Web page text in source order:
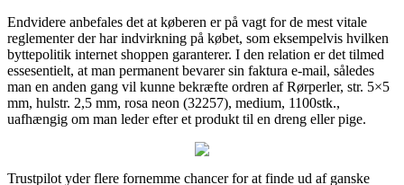
Endvidere anbefales det at køberen er på vagt for de mest vitale
reglementer der har indvirkning på købet, som eksempelvis hvilken
byttepolitik internet shoppen garanterer. I den relation er det tilmed
essesentielt, at man permanent bevarer sin faktura e-mail, således
man en anden gang vil kunne bekræfte ordren af Rørperler, str. 5×5
mm, hulstr. 2,5 mm, rosa neon (32257), medium, 1100stk.,
uafhængig om man leder efter et produkt til en dreng eller pige.
Trustpilot yder flere fornemme chancer for at finde ud af ganske